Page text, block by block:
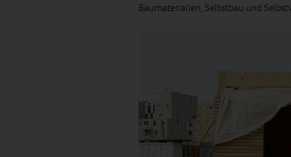
Baumaterialien, Selbstbau und